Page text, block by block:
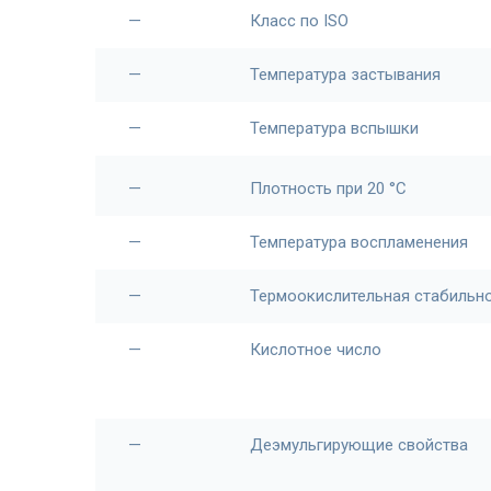
— Класс по ISO
— Температура застывания
— Температура вспышки
— Плотность при 20 °С
— Температура воспламенения
— Термоокислительная
— Кислотное число
— Деэмульгирующие свойства